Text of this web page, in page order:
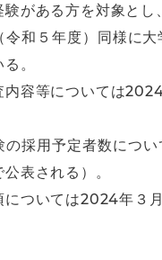
がある方を対象と
令和５年度）同様に
。
容等については
の採用予定者数につ
表される）。
については2024年３